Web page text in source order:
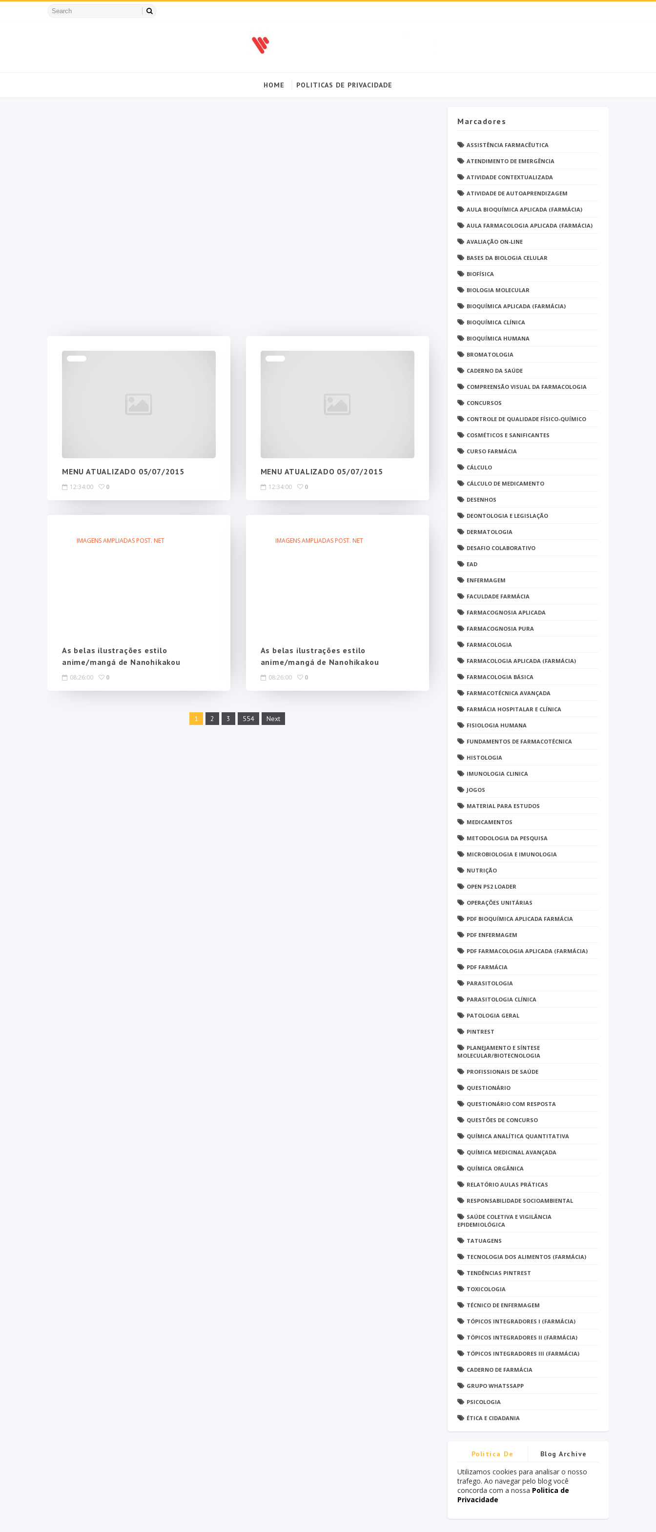
HOME POLITICAS DE PRIVACIDADE
MENU ATUALIZADO 05/07/2015
12:34:00 0
MENU ATUALIZADO 05/07/2015
12:34:00 0
IMAGENS AMPLIADAS POST. NET
As belas ilustrações estilo
anime/mangá de Nanohikakou
08:26:00 0
IMAGENS AMPLIADAS POST. NET
As belas ilustrações estilo
anime/mangá de Nanohikakou
08:26:00 0
1 2 3 554 Next
Marcadores
ASSISTÊNCIA FARMACÊUTICA
ATENDIMENTO DE EMERGÊNCIA
ATIVIDADE CONTEXTUALIZADA
ATIVIDADE DE AUTOAPRENDIZAGEM
AULA BIOQUÍMICA APLICADA (FARMÁCIA)
AULA FARMACOLOGIA APLICADA (FARMÁCIA)
AVALIAÇÃO ON-LINE
BASES DA BIOLOGIA CELULAR
BIOFÍSICA
BIOLOGIA MOLECULAR
BIOQUÍMICA APLICADA (FARMÁCIA)
BIOQUÍMICA CLÍNICA
BIOQUÍMICA HUMANA
BROMATOLOGIA
CADERNO DA SAÚDE
COMPREENSÃO VISUAL DA FARMACOLOGIA
CONCURSOS
CONTROLE DE QUALIDADE FÍSICO-QUÍMICO
COSMÉTICOS E SANIFICANTES
CURSO FARMÁCIA
CÁLCULO
CÁLCULO DE MEDICAMENTO
DESENHOS
DEONTOLOGIA E LEGISLAÇÃO
DERMATOLOGIA
DESAFIO COLABORATIVO
EAD
ENFERMAGEM
FACULDADE FARMÁCIA
FARMACOGNOSIA APLICADA
FARMACOGNOSIA PURA
FARMACOLOGIA
FARMACOLOGIA APLICADA (FARMÁCIA)
FARMACOLOGIA BÁSICA
FARMACOTÉCNICA AVANÇADA
FARMÁCIA HOSPITALAR E CLÍNICA
FISIOLOGIA HUMANA
FUNDAMENTOS DE FARMACOTÉCNICA
HISTOLOGIA
IMUNOLOGIA CLINICA
JOGOS
MATERIAL PARA ESTUDOS
MEDICAMENTOS
METODOLOGIA DA PESQUISA
MICROBIOLOGIA E IMUNOLOGIA
NUTRIÇÃO
OPEN PS2 LOADER
OPERAÇÕES UNITÁRIAS
PDF BIOQUÍMICA APLICADA FARMÁCIA
PDF ENFERMAGEM
PDF FARMACOLOGIA APLICADA (FARMÁCIA)
PDF FARMÁCIA
PARASITOLOGIA
PARASITOLOGIA CLÍNICA
PATOLOGIA GERAL
PINTREST
PLANEJAMENTO E SÍNTESE
MOLECULAR/BIOTECNOLOGIA
PROFISSIONAIS DE SAÚDE
QUESTIONÁRIO
QUESTIONÁRIO COM RESPOSTA
QUESTÕES DE CONCURSO
QUÍMICA ANALÍTICA QUANTITATIVA
QUÍMICA MEDICINAL AVANÇADA
QUÍMICA ORGÂNICA
RELATÓRIO AULAS PRÁTICAS
RESPONSABILIDADE SOCIOAMBIENTAL
SAÚDE COLETIVA E VIGILÂNCIA
EPIDEMIOLÓGICA
TATUAGENS
TECNOLOGIA DOS ALIMENTOS (FARMÁCIA)
TENDÊNCIAS PINTREST
TOXICOLOGIA
TÉCNICO DE ENFERMAGEM
TÓPICOS INTEGRADORES I (FARMÁCIA)
TÓPICOS INTEGRADORES II (FARMÁCIA)
TÓPICOS INTEGRADORES III (FARMÁCIA)
CADERNO DE FARMÁCIA
GRUPO WHATSSAPP
PSICOLOGIA
ÉTICA E CIDADANIA
Politica De
Privacidade
Blog Archive
Utilizamos cookies para analisar o nosso
trafego. Ao navegar pelo blog você
concorda com a nossa Politica de
Privacidade